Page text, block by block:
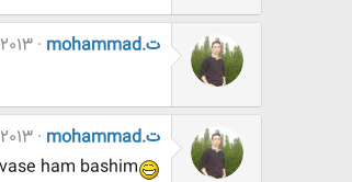
mohammad.ت
mohammad.ت
ham bashim